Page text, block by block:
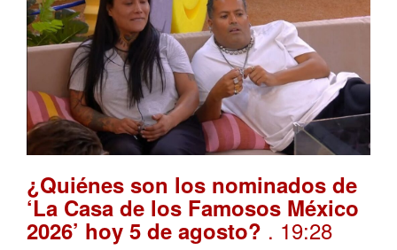
¿Quiénes son los nominados de
‘La Casa de los Famosos México
2026’ hoy 5 de agosto? . 19:28